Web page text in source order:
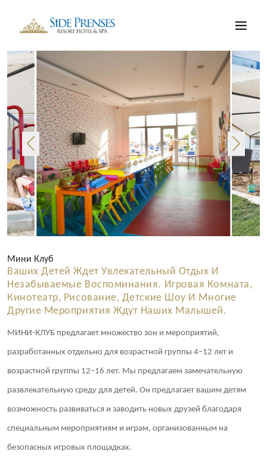
Мини Клуб
Ваших Детей Ждет Увлекательный Отдых И
Незабываемые Воспоминания. Игровая Комната,
Кинотеатр, Рисование, Детские Шоу И Многие
Другие Мероприятия Ждут Наших Малышей.
МИНИ-КЛУБ предлагает множество зон и мероприятий,
разработанных отдельно для возрастной группы 4–12 лет и
возрастной группы 12–16 лет. Мы предлагаем замечательную
развлекательную среду для детей. Он предлагает вашим детям
возможность развиваться и заводить новых друзей благодаря
специальным мероприятиям и играм, организованным на
безопасных игровых площадках.